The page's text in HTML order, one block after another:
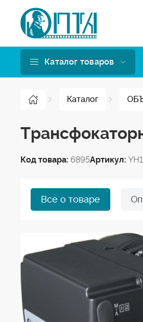
Каталог товаров
Каталог
Код товара: 6895Артикул:
Все о товаре